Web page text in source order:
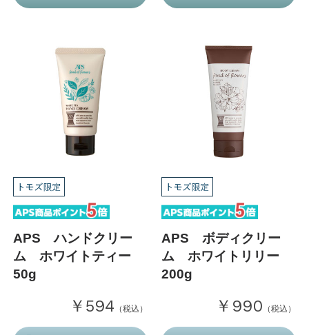
APS ハンドクリー
ム ホワイトティー
50g
￥594 （税込）
APS ボディクリー
ム ホワイトリリー
200g
￥990 （税込）